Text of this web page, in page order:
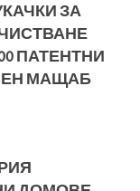
ЗА
ПАТЕНТНИ
МАЩАБ